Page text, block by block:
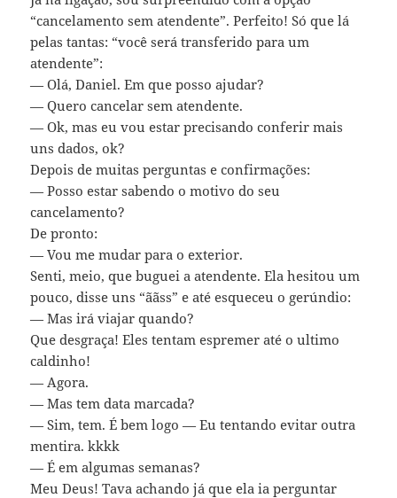
“cancelamento sem atendente”. Perfeito! Só que lá
pelas tantas: “você será transferido para um
atendente”:
— Olá, Daniel. Em que posso ajudar?
— Quero cancelar sem atendente.
— Ok, mas eu vou estar precisando conferir mais
uns dados, ok?
Depois de muitas perguntas e confirmações:
— Posso estar sabendo o motivo do seu
cancelamento?
De pronto:
— Vou me mudar para o exterior.
Senti, meio, que buguei a atendente. Ela hesitou um
pouco, disse uns “ããss” e até esqueceu o gerúndio:
— Mas irá viajar quando?
Que desgraça! Eles tentam espremer até o ultimo
caldinho!
— Agora.
— Mas tem data marcada?
— Sim, tem. É bem logo — Eu tentando evitar outra
mentira. kkkk
— É em algumas semanas?
Meu Deus! Tava achando já que ela ia perguntar